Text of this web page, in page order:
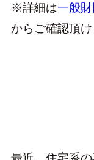
※詳細は一般
からご確認頂け